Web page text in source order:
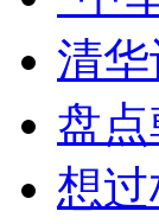
清
盘
想